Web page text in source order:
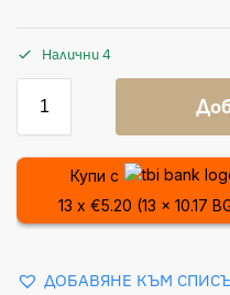
Налични 4
Купи с
13 x €5.20 (13 x 10.17
ДОБАВЯНЕ КЪМ